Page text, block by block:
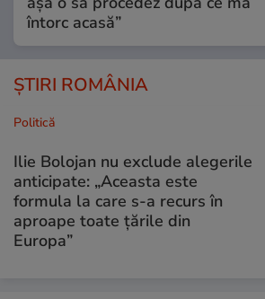
întorc acasă”
ȘTIRI ROMÂNIA
Politică
Ilie Bolojan nu exclude alegerile
anticipate: „Aceasta este
formula la care s-a recurs în
aproape toate ţările din
Europa”